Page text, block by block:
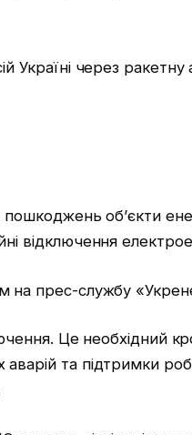
Україні через ракетну
пошкоджень об’єкти
відключення
на прес-службу
Це необхідний
та підтримки